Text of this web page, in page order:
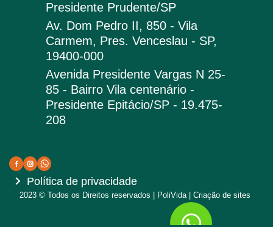
Presidente Prudente/SP
Av. Dom Pedro II, 850 - Vila
Carmem, Pres. Venceslau - SP,
19400-000
Avenida Presidente Vargas N 25-
85 - Bairro Vila centenário -
Presidente Epitácio/SP - 19.475-
208
Política de privacidade
2023 © Todos os Direitos reservados | PoliVida | Criação de sites